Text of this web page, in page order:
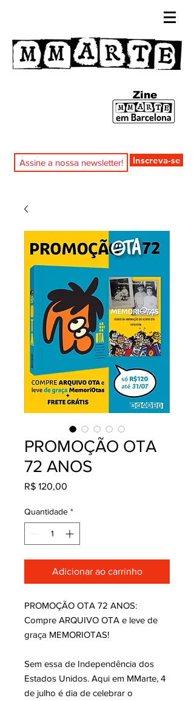
Zine
Inscreva-se
PROMOÇÃO OTA
72 ANOS
R$ 120,00
Quantidade *
Adicionar ao carrinho
PROMOÇÃO OTA 72 ANOS:
Compre ARQUIVO OTA e leve de
graça MEMORIOTAS!
Sem essa de Independência dos
Estados Unidos. Aqui em MMarte, 4
de julho é dia de celebrar o